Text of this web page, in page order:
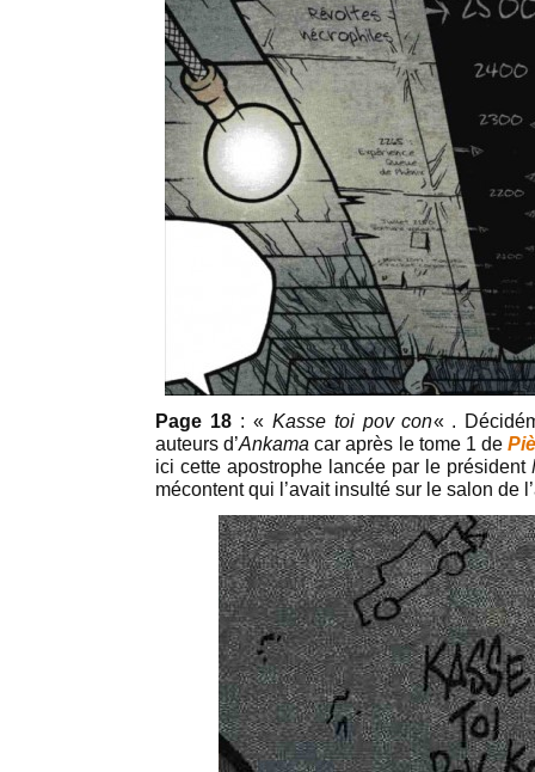
Page 18: « Kasse toi pov con« .
auteurs d’Ankama car après le tome 1 de
ici cette apostrophe lancée par le président
mécontent qui l’avait insulté sur le salon de